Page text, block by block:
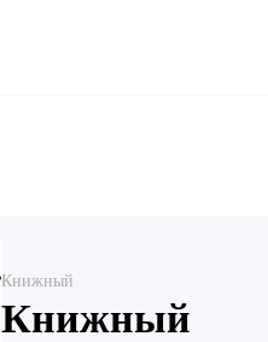
Книжный
Книжный